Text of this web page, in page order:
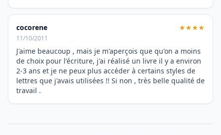
cocorene ★★★★
11/10/2011
J'aime beaucoup , mais je m'aperçois que qu'on a moins
de choix pour l'écriture, j'ai réalisé un livre il y a environ
2-3 ans et je ne peux plus accéder à certains styles de
lettres que j'avais utilisées !! Si non , très belle qualité de
travail .